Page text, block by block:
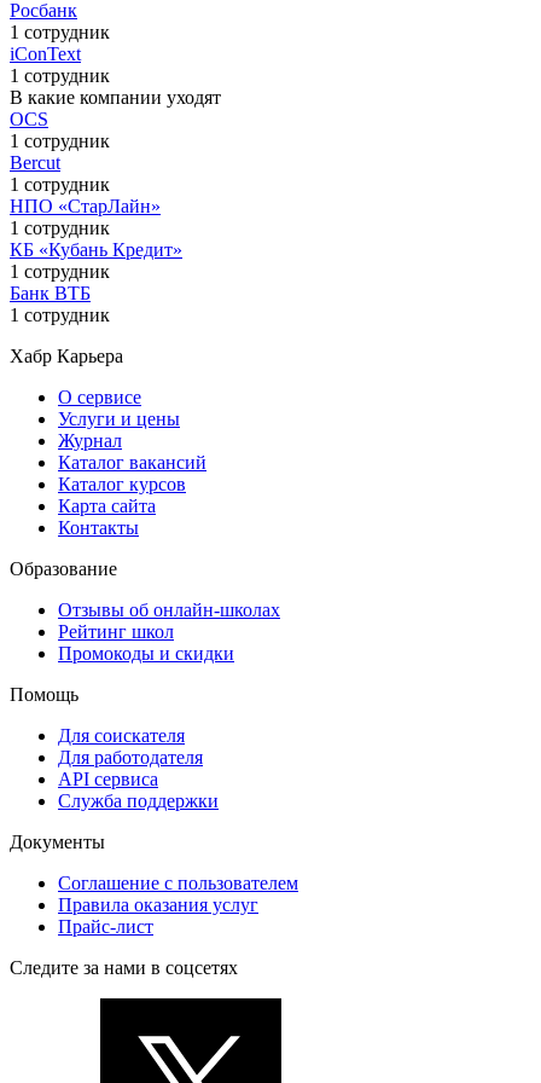
Росбанк
1 сотрудник
iConText
1 сотрудник
В какие компании уходят
OCS
1 сотрудник
Bercut
1 сотрудник
НПО «СтарЛайн»
1 сотрудник
КБ «Кубань Кредит»
1 сотрудник
Банк ВТБ
1 сотрудник
Хабр Карьера
О сервисе
Услуги и цены
Журнал
Каталог вакансий
Каталог курсов
Карта сайта
Контакты
Образование
Отзывы об онлайн-школах
Рейтинг школ
Промокоды и скидки
Помощь
Для соискателя
Для работодателя
API сервиса
Служба поддержки
Документы
Соглашение с пользователем
Правила оказания услуг
Прайс-лист
Следите за нами в соцсетях